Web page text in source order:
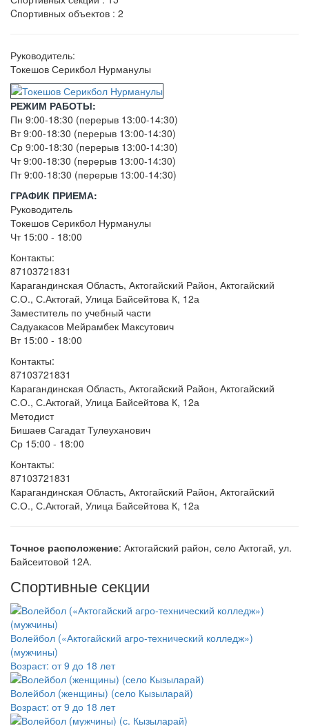
Cпортивных объектов : 2
Руководитель:
Токешов Серикбол Нурманулы
РЕЖИМ РАБОТЫ:
Пн 9:00-18:30 (перерыв 13:00-14:30)
Вт 9:00-18:30 (перерыв 13:00-14:30)
Ср 9:00-18:30 (перерыв 13:00-14:30)
Чт 9:00-18:30 (перерыв 13:00-14:30)
Пт 9:00-18:30 (перерыв 13:00-14:30)
ГРАФИК ПРИЕМА:
Руководитель
Токешов Серикбол Нурманулы
Чт 15:00 - 18:00
Контакты:
87103721831
Карагандинская Область, Актогайский Район, Актогайский
С.О., С.Актогай, Улица Байсейтова К, 12а
Заместитель по учебный части
Садуакасов Мейрамбек Максутович
Вт 15:00 - 18:00
Контакты:
87103721831
Карагандинская Область, Актогайский Район, Актогайский
С.О., С.Актогай, Улица Байсейтова К, 12а
Методист
Бишаев Сагадат Тулеуханович
Ср 15:00 - 18:00
Контакты:
87103721831
Карагандинская Область, Актогайский Район, Актогайский
С.О., С.Актогай, Улица Байсейтова К, 12а
Точное расположение: Актогайский район, село Актогай, ул.
Байсеитовой 12А.
Спортивные секции
Волейбол («Актогайский агро-технический колледж»)
(мужчины)
Возраст: от 9 до 18 лет
Волейбол (женщины) (село Кызыларай)
Возраст: от 9 до 18 лет